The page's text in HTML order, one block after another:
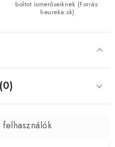
boltot ismerőseiknek (Forrás:
heureka.sk)